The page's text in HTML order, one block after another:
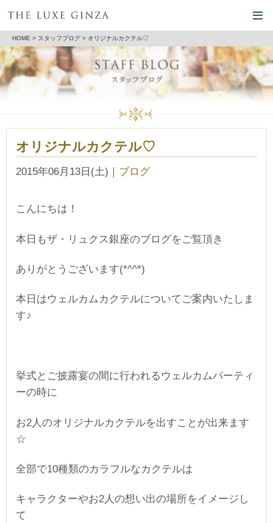
HOME > スタッフブログ > オリジナルカクテル♡
オリジナルカクテル♡
2015年06月13日(土) ｜ ブログ
こんにちは！
本日もザ・リュクス銀座のブログをご覧頂き
ありがとうございます(*^^*)
本日はウェルカムカクテルについてご案内いたしま
す♪
挙式とご披露宴の間に行われるウェルカムパーティ
ーの時に
お2人のオリジナルカクテルを出すことが出来ます
☆
全部で10種類のカラフルなカクテルは
キャラクターやお2人の想い出の場所をイメージし
て